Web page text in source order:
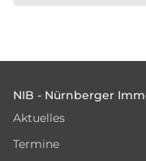
NIB - Nürnberger
Aktuelles
Termine